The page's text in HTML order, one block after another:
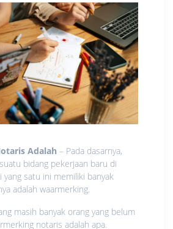
Adalah – Pada dasarnya,
bidang pekerjaan baru di
yang satu ini memiliki banyak
adalah waarmerking.
masih banyak orang yang belum
notaris adalah apa.